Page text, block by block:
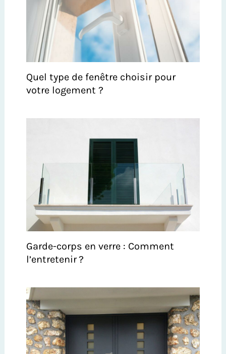
Quel type de fenêtre choisir pour
votre logement ?
Garde-corps en verre : Comment
l’entretenir ?